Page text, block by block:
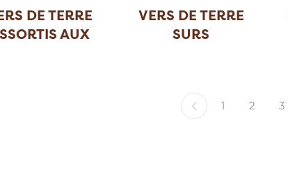
DE TERRE
AUX
VERS DE TERRE
SURS
1 2 3